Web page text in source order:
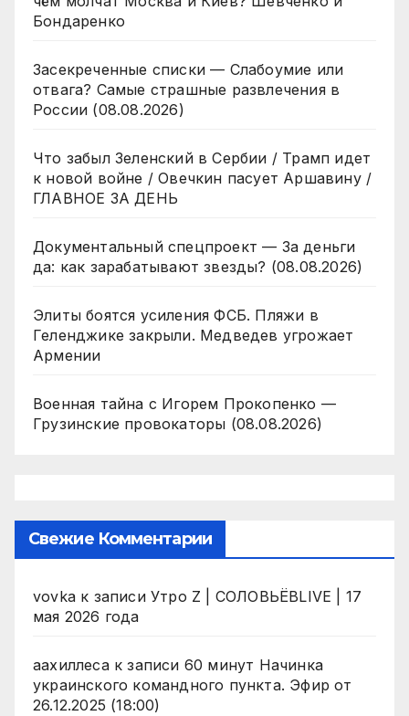
Бондаренко
Засекреченные списки — Слабоумие или
отвага? Самые страшные развлечения в
России (08.08.2026)
Что забыл Зеленский в Сербии / Трамп идет
к новой войне / Овечкин пасует Аршавину /
ГЛАВНОЕ ЗА ДЕНЬ
Документальный спецпроект — За деньги
да: как зарабатывают звезды? (08.08.2026)
Элиты боятся усиления ФСБ. Пляжи в
Геленджике закрыли. Медведев угрожает
Армении
Военная тайна с Игорем Прокопенко —
Грузинские провокаторы (08.08.2026)
Свежие Комментарии
vovka к записи Утро Z | СОЛОВЬЁВLIVE | 17
мая 2026 года
аахиллесак записи 60 минут Начинка
украинского командного пункта. Эфир от
26.12.2025 (18:00)